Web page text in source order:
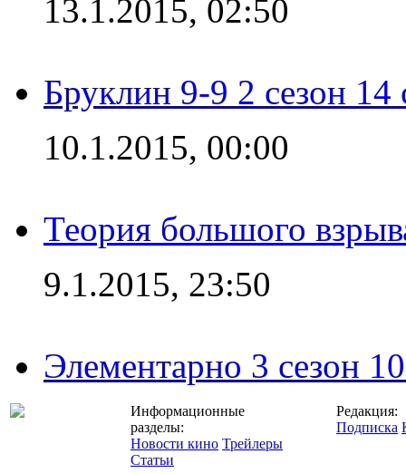
13.1.2015, 02:50
Бруклин 9-9 2 сезон 14
10.1.2015, 00:00
Теория большого
9.1.2015, 23:50
Элементарно 3 сезон
Информационные
разделы:
Новости кино Трейлеры
Статьи
Редакция:
Подписка